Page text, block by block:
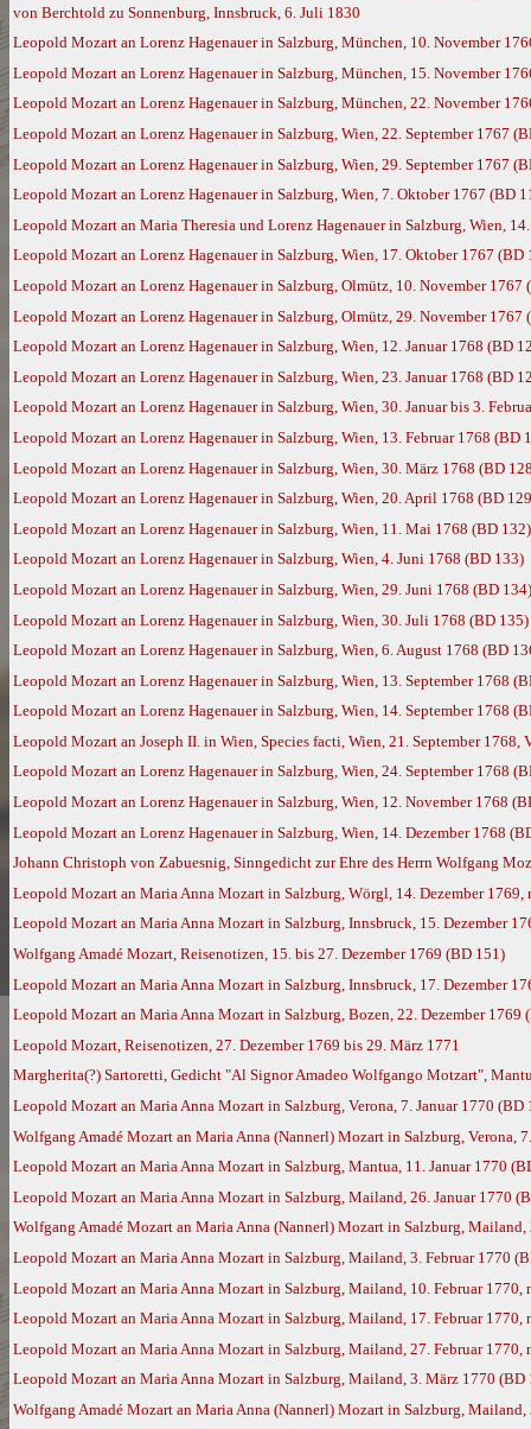
von Berchtold zu Sonnenburg, Innsbruck, 6. Juli 1830
Leopold Mozart an Lorenz Hagenauer in Salzburg, München, 10. November
Leopold Mozart an Lorenz Hagenauer in Salzburg, München, 15. November
Leopold Mozart an Lorenz Hagenauer in Salzburg, München, 22. November
Leopold Mozart an Lorenz Hagenauer in Salzburg, Wien, 22. September 1767
Leopold Mozart an Lorenz Hagenauer in Salzburg, Wien, 29. September 1767
Leopold Mozart an Lorenz Hagenauer in Salzburg, Wien, 7. Oktober 1767 (BD
Leopold Mozart an Maria Theresia und Lorenz Hagenauer in Salzburg, Wien,
Leopold Mozart an Lorenz Hagenauer in Salzburg, Wien, 17. Oktober 1767 (BD
Leopold Mozart an Lorenz Hagenauer in Salzburg, Olmütz, 10. November 1767
Leopold Mozart an Lorenz Hagenauer in Salzburg, Olmütz, 29. November 1767
Leopold Mozart an Lorenz Hagenauer in Salzburg, Wien, 12. Januar 1768 (BD
Leopold Mozart an Lorenz Hagenauer in Salzburg, Wien, 23. Januar 1768 (BD
Leopold Mozart an Lorenz Hagenauer in Salzburg, Wien, 30. Januar bis 3.
Leopold Mozart an Lorenz Hagenauer in Salzburg, Wien, 13. Februar 1768 (BD
Leopold Mozart an Lorenz Hagenauer in Salzburg, Wien, 30. März 1768 (BD
Leopold Mozart an Lorenz Hagenauer in Salzburg, Wien, 20. April 1768 (BD
Leopold Mozart an Lorenz Hagenauer in Salzburg, Wien, 11. Mai 1768 (BD 132)
Leopold Mozart an Lorenz Hagenauer in Salzburg, Wien, 4. Juni 1768 (BD 133)
Leopold Mozart an Lorenz Hagenauer in Salzburg, Wien, 29. Juni 1768 (BD 134)
Leopold Mozart an Lorenz Hagenauer in Salzburg, Wien, 30. Juli 1768 (BD 135)
Leopold Mozart an Lorenz Hagenauer in Salzburg, Wien, 6. August 1768 (BD
Leopold Mozart an Lorenz Hagenauer in Salzburg, Wien, 13. September 1768
Leopold Mozart an Lorenz Hagenauer in Salzburg, Wien, 14. September 1768
Leopold Mozart an Joseph II. in Wien, Species facti, Wien, 21. September 1768,
Leopold Mozart an Lorenz Hagenauer in Salzburg, Wien, 24. September 1768
Leopold Mozart an Lorenz Hagenauer in Salzburg, Wien, 12. November 1768
Leopold Mozart an Lorenz Hagenauer in Salzburg, Wien, 14. Dezember 1768
Johann Christoph von Zabuesnig, Sinngedicht zur Ehre des Herrn Wolfgang
Leopold Mozart an Maria Anna Mozart in Salzburg, Wörgl, 14. Dezember
Leopold Mozart an Maria Anna Mozart in Salzburg, Innsbruck, 15. Dezember
Wolfgang Amadé Mozart, Reisenotizen, 15. bis 27. Dezember 1769 (BD 151)
Leopold Mozart an Maria Anna Mozart in Salzburg, Innsbruck, 17. Dezember
Leopold Mozart an Maria Anna Mozart in Salzburg, Bozen, 22. Dezember 1769
Leopold Mozart, Reisenotizen, 27. Dezember 1769 bis 29. März 1771
Margherita(?) Sartoretti, Gedicht "Al Signor Amadeo Wolfgango Motzart",
Leopold Mozart an Maria Anna Mozart in Salzburg, Verona, 7. Januar 1770 (BD
Wolfgang Amadé Mozart an Maria Anna (Nannerl) Mozart in Salzburg,
Leopold Mozart an Maria Anna Mozart in Salzburg, Mantua, 11. Januar 1770
Leopold Mozart an Maria Anna Mozart in Salzburg, Mailand, 26. Januar 1770
Wolfgang Amadé Mozart an Maria Anna (Nannerl) Mozart in Salzburg, Mailand,
Leopold Mozart an Maria Anna Mozart in Salzburg, Mailand, 3. Februar 1770
Leopold Mozart an Maria Anna Mozart in Salzburg, Mailand, 10. Februar
Leopold Mozart an Maria Anna Mozart in Salzburg, Mailand, 17. Februar
Leopold Mozart an Maria Anna Mozart in Salzburg, Mailand, 27. Februar
Leopold Mozart an Maria Anna Mozart in Salzburg, Mailand, 3. März 1770 (BD
Wolfgang Amadé Mozart an Maria Anna (Nannerl) Mozart in Salzburg,